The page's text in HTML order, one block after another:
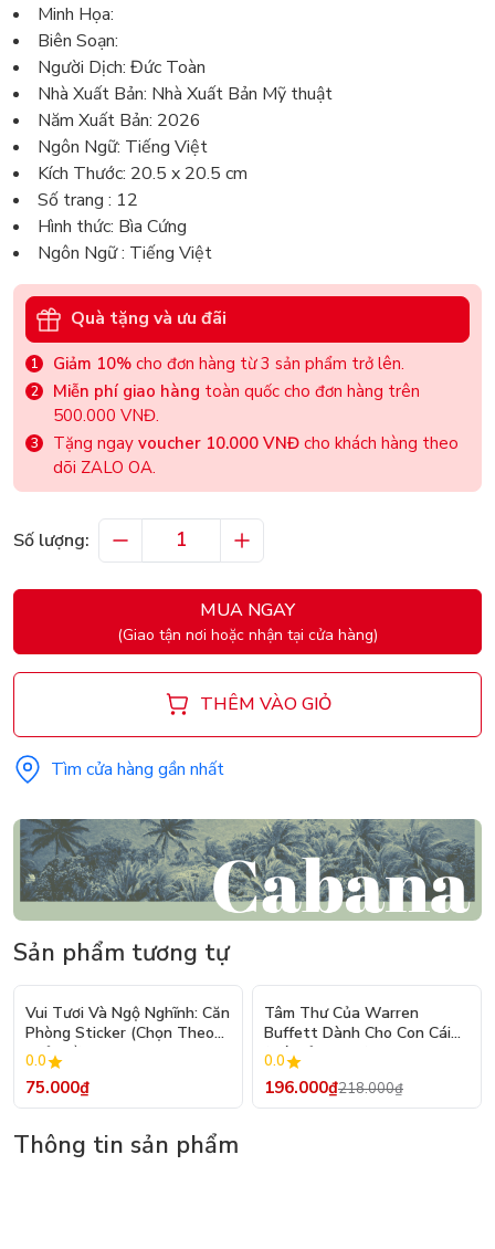
Minh Họa:
Biên Soạn:
Người Dịch: Đức Toàn
Nhà Xuất Bản: Nhà Xuất Bản Mỹ thuật
Năm Xuất Bản: 2026
Ngôn Ngữ: Tiếng Việt
Kích Thước: 20.5 x 20.5 cm
Số trang : 12
Hình thức: Bìa Cứng
Ngôn Ngữ : Tiếng Việt
Quà tặng và ưu đãi
Giảm 10% cho đơn hàng từ 3 sản phẩm trở lên.
Miễn phí giao hàng toàn quốc cho đơn hàng trên
500.000 VNĐ.
Tặng ngay voucher 10.000 VNĐ cho khách hàng theo
dõi ZALO OA.
Số lượng:
MUA NGAY
(Giao tận nơi hoặc nhận tại cửa hàng)
THÊM VÀO GIỎ
Tìm cửa hàng gần nhất
Sản phẩm tương tự
Vui Tươi Và Ngộ Nghĩnh: Căn
Phòng Sticker (Chọn Theo
Chủ Đề) - Hơn 250 Sticker
0.0
75.000₫
Tâm Thư Của Warren
Buffett Dành Cho Con Cái
(Tái Bản 2026)
0.0
196.000₫218.000₫
Thông tin sản phẩm